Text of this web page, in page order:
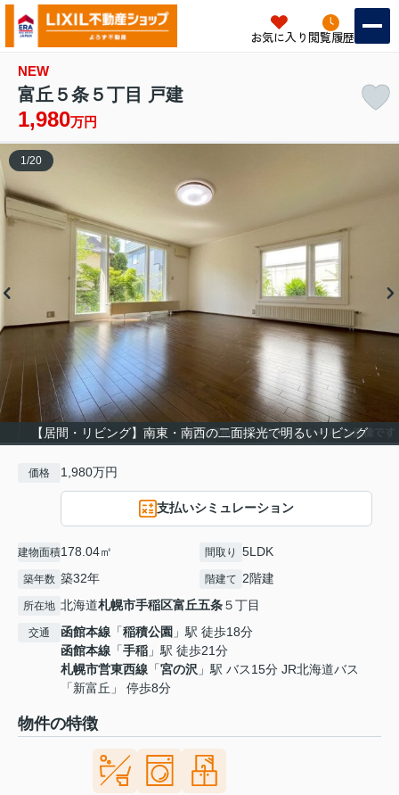
お気に入り 閲覧履歴
NEW
富丘５条５丁目 戸建
1,980万円
【居間・リビング】南東・南西の二面採光で明るいリビング
1/20
価格 1,980万円
支払いシミュレーション
建物面積178.04㎡ 間取り 5LDK
築年数 築32年 階建て 2階建
所在地 北海道札幌市手稲区富丘五条５丁目
交通 函館本線 「稲積公園 」駅 徒歩18分
函館本線 「手稲 」駅 徒歩21分
札幌市営東西線 「宮の沢 」駅 バス15分 JR北海道バス
「新富丘」 停歩8分
物件の特徴